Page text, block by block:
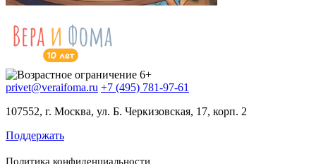
privet@veraifoma.ru +7 (495) 781-97-61
107552, г. Москва, ул. Б. Черкизовская, 17, корп. 2
Поддержать
Политика конфиденциальности